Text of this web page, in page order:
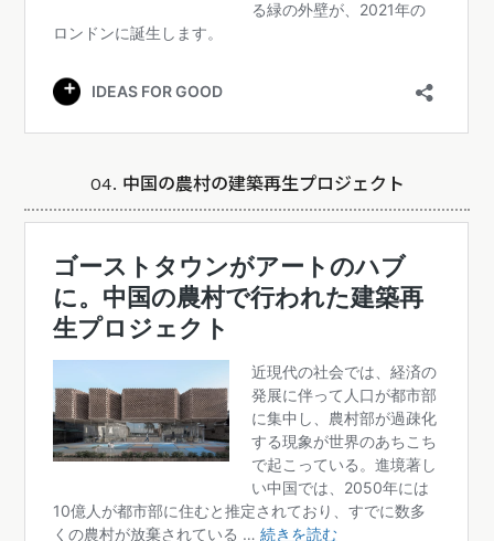
04. 中国の農村の建築再生プロジェクト